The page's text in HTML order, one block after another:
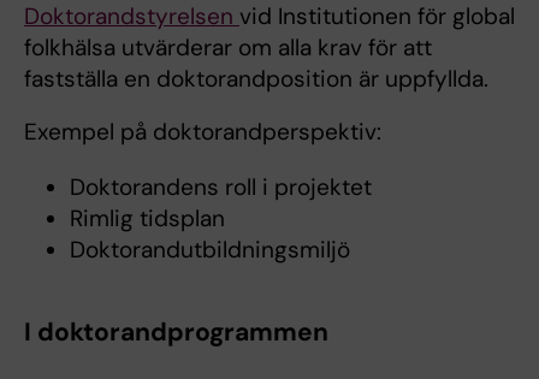
Doktorandstyrelsen vid Institutionen för global
folkhälsa utvärderar om alla krav för att
fastställa en doktorandposition är uppfyllda.
Exempel på doktorandperspektiv:
Doktorandens roll i projektet
Rimlig tidsplan
Doktorandutbildningsmiljö
I doktorandprogrammen